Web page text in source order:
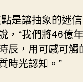
點是讓抽象的迷
，“我們將46億
辰，用可感可
時光認知。”